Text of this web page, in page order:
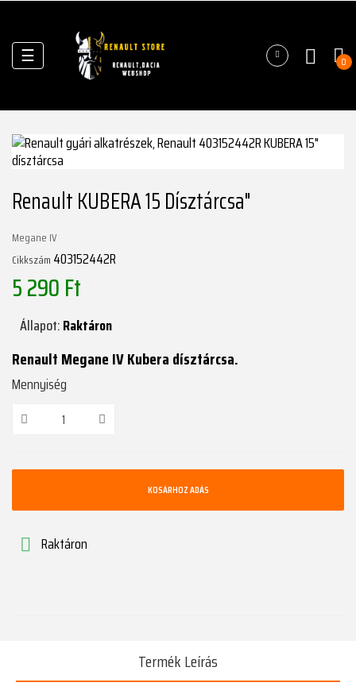
Váltás
a
navigációhoz
☰ 0
Renault KUBERA 15 Dísztárcsa"
Megane IV
Cikkszám 403152442R
5 290 Ft
Állapot:Raktáron
Renault Megane IV Kubera dísztárcsa.
Mennyiség
KOSÁRHOZ ADÁS
 Raktáron
Termék Leírás